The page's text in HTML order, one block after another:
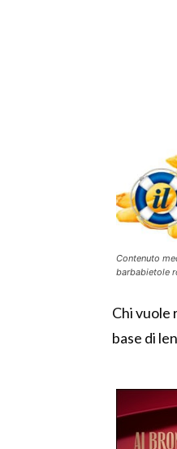
Contenuto
barbabietole
Chi vuole
base di